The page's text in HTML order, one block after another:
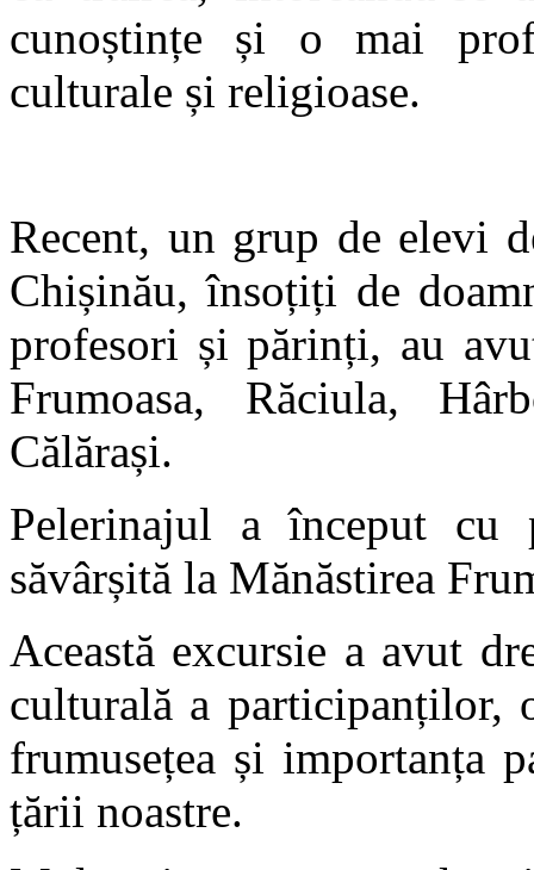
cunoștințe și o mai
culturale și religioase.
Recent, un grup de elevi
Chișinău, însoțiți de
profesori și părinți, au
Frumoasa, Răciula,
Călărași.
Pelerinajul a început cu
săvârșită la Mănăstirea
Această excursie a avut
culturală a participanților,
frumusețea și importanța
țării noastre.